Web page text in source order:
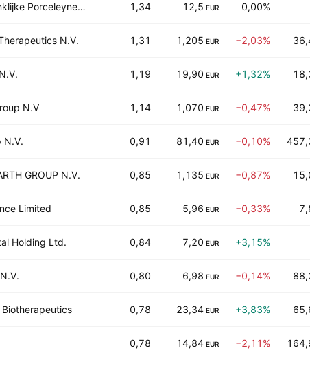
N.V. Koninklijke Porceleyne Fles 1,34 12,5 EUR 0,00%
N.V. 1,31 1,205 EUR −2,03%
1,19 19,90 EUR +1,32%
N.V 1,14 1,070 EUR −0,47%
N.V. 0,91 81,40 EUR −0,10%
GROUP N.V. 0,85 1,135 EUR −0,87%
Limited 0,85 5,96 EUR −0,33%
Holding Ltd. 0,84 7,20 EUR +3,15%
0,80 6,98 EUR −0,14%
0,78 23,34 EUR +3,83%
0,78 14,84 EUR −2,11%